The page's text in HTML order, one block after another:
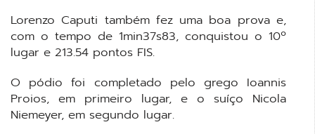
Lorenzo Caputi também fez uma boa prova e,
com o tempo de 1min37s83, conquistou o 10º
lugar e 213.54 pontos FIS.
O pódio foi completado pelo grego Ioannis
Proios, em primeiro lugar, e o suíço Nicola
Niemeyer, em segundo lugar.